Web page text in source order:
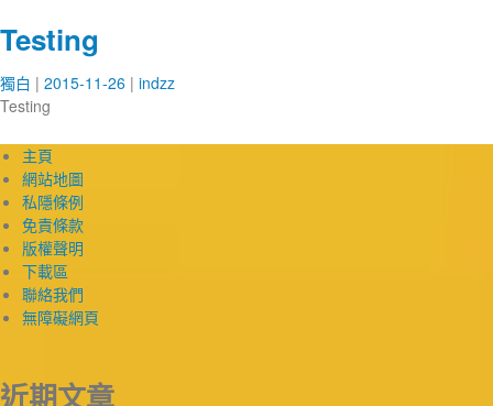
Testing
獨白 2015-11-26
indzz
Testing
主頁
網站地圖
私隱條例
免責條款
版權聲明
下載區
聯絡我們
無障礙網頁
近期文章